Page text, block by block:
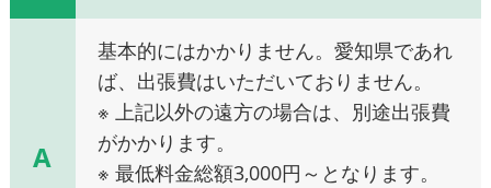
A
基本的にはかかりません。愛知県であれ
ば、出張費はいただいておりません。
※ 上記以外の遠方の場合は、別途出張費
がかかります。
※ 最低料金総額3,000円～となります。